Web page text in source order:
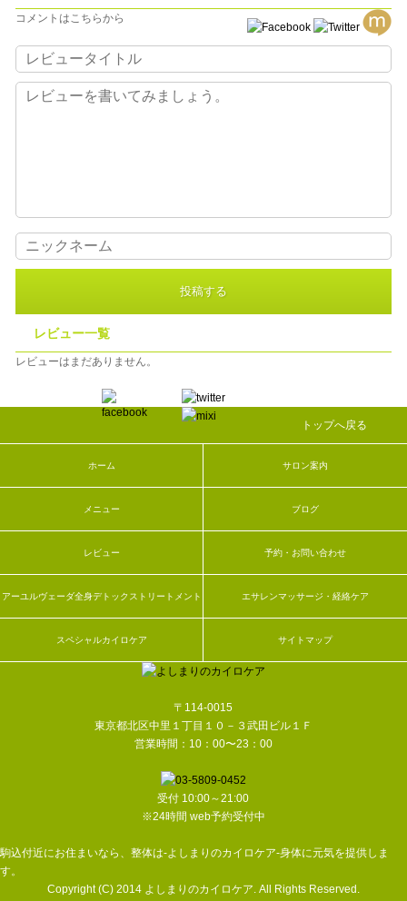
コメントはこちらから
投稿する
レビュー一覧
レビューはまだありません。
トップへ戻る
ホーム サロン案内
メニュー ブログ
レビュー 予約・お問い合わせ
アーユルヴェーダ全身デトックストリートメント エサレンマッサージ・経絡ケア
スペシャルカイロケア サイトマップ
〒114-0015
東京都北区中里１丁目１０－３武田ビル１Ｆ
営業時間：10：00〜23：00
受付 10:00～21:00
※24時間 web予約受付中
駒込付近にお住まいなら、整体は-よしまりのカイロケア-身体に元気を提供しま
す。
Copyright (C) 2014 よしまりのカイロケア. All Rights Reserved.